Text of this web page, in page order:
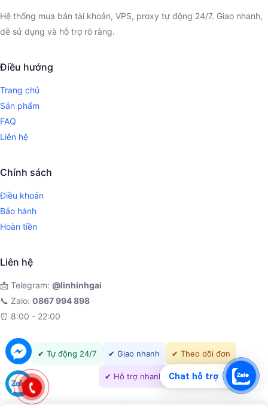
Chat hỗ trợ
Hệ thống mua bán tài khoản, VPS, proxy tự động 24/7. Giao nhanh,
dễ sử dụng và hỗ trợ rõ ràng.
Điều hướng
Trang chủ
Sản phẩm
FAQ
Liên hệ
Chính sách
Điều khoản
Bảo hành
Hoàn tiền
Liên hệ
📩 Telegram: @linhinhgai
📞 Zalo: 0867 994 898
⏰ 8:00 - 22:00
✔ Tự động 24/7 ✔ Giao nhanh ✔ Theo dõi đơn
✔ Hỗ trợ nhanh